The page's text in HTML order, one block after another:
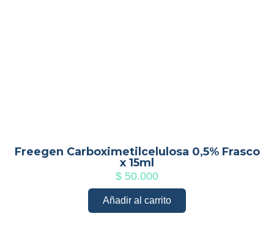
Freegen Carboximetilcelulosa 0,5% Frasco
x 15ml
$ 50.000
Añadir al carrito